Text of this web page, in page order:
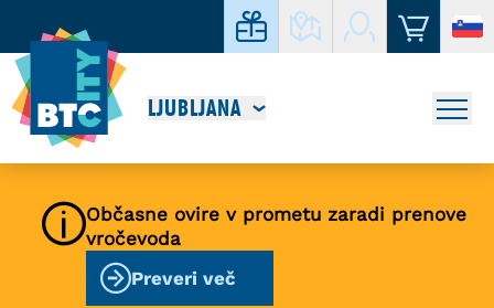
LJUBLJANA
Občasne ovire v prometu zaradi prenove
vročevoda
Preveri več